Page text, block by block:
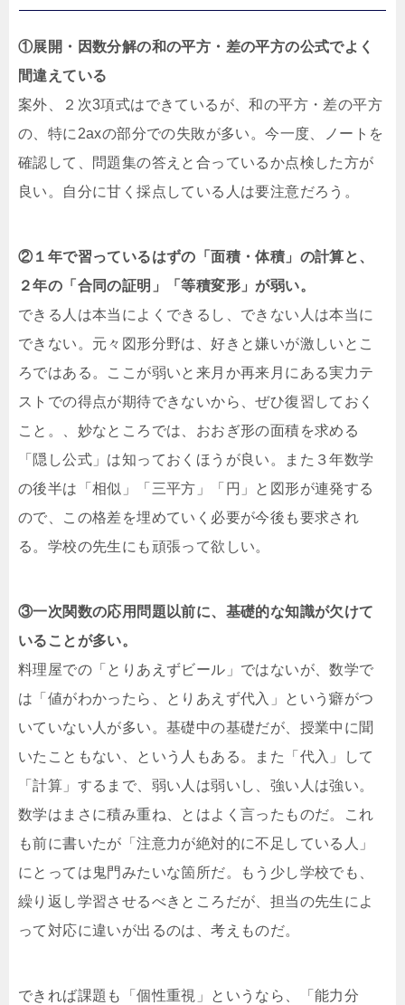
①展開・因数分解の和の平方・差の平方の公式でよく
間違えている
案外、２次3項式はできているが、和の平方・差の平方
の、特に2axの部分での失敗が多い。今一度、ノートを
確認して、問題集の答えと合っているか点検した方が
良い。自分に甘く採点している人は要注意だろう。
②１年で習っているはずの「面積・体積」の計算と、
２年の「合同の証明」「等積変形」が弱い。
できる人は本当によくできるし、できない人は本当に
できない。元々図形分野は、好きと嫌いが激しいとこ
ろではある。ここが弱いと来月か再来月にある実力テ
ストでの得点が期待できないから、ぜひ復習しておく
こと。、妙なところでは、おおぎ形の面積を求める
「隠し公式」は知っておくほうが良い。また３年数学
の後半は「相似」「三平方」「円」と図形が連発する
ので、この格差を埋めていく必要が今後も要求され
る。学校の先生にも頑張って欲しい。
③一次関数の応用問題以前に、基礎的な知識が欠けて
いることが多い。
料理屋での「とりあえずビール」ではないが、数学で
は「値がわかったら、とりあえず代入」という癖がつ
いていない人が多い。基礎中の基礎だが、授業中に聞
いたこともない、という人もある。また「代入」して
「計算」するまで、弱い人は弱いし、強い人は強い。
数学はまさに積み重ね、とはよく言ったものだ。これ
も前に書いたが「注意力が絶対的に不足している人」
にとっては鬼門みたいな箇所だ。もう少し学校でも、
繰り返し学習させるべきところだが、担当の先生によ
って対応に違いが出るのは、考えものだ。
できれば課題も「個性重視」というなら、「能力分